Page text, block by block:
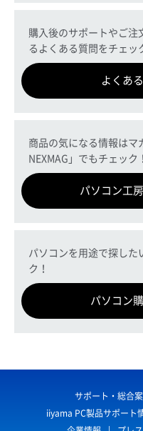
購入後のサポートやご注
るよくある質問をチェッ
よくあ
商品の気になる情報はマ
NEXMAG」でもチェック！
パソコン工
パソコンを用途で探した
ク！
パソコン
サポート・総合
iiyama PC製品サポート